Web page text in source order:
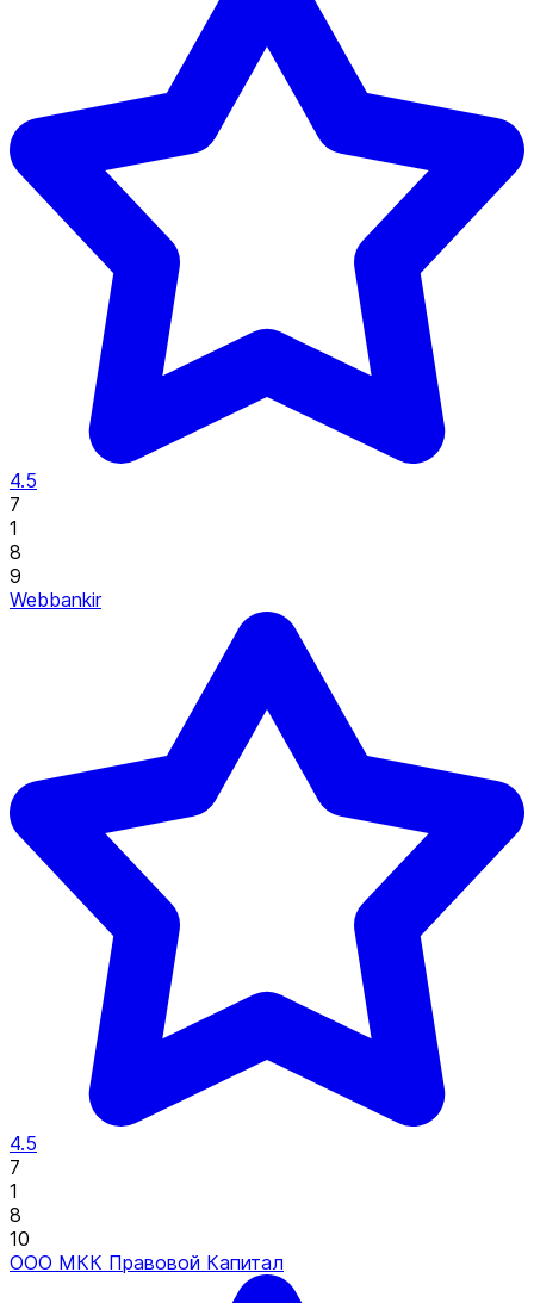
4.5
7
1
8
9
Webbankir
4.5
7
1
8
10
ООО МКК Правовой Капитал